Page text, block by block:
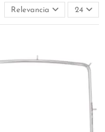
Relevancia 24